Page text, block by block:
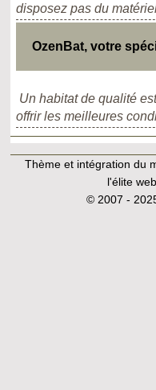
disposez pas du
OzenBat, votre
Un habitat de qualité
offrir les meilleures
Thème et intégration du
l'élite
© 2007 -